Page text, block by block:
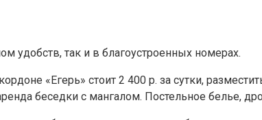
удобств, так и в благоустроенных номерах.
«Егерь» стоит 2 400 р. за сутки,
беседки с мангалом. Постельное белье,